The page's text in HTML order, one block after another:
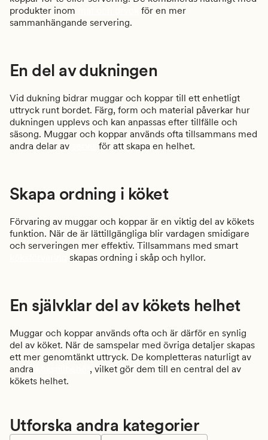
produkter inom
för en mer
sammanhängande servering.
En del av dukningen
Vid dukning bidrar muggar och koppar till ett enhetligt
uttryck runt bordet. Färg, form och material påverkar hur
dukningen upplevs och kan anpassas efter tillfälle och
säsong. Muggar och koppar används ofta tillsammans med
andra delar av
för att skapa en helhet.
Skapa ordning i köket
Förvaring av muggar och koppar är en viktig del av kökets
funktion. När de är lättillgängliga blir vardagen smidigare
och serveringen mer effektiv. Tillsammans med smart
skapas ordning i skåp och hyllor.
En självklar del av kökets helhet
Muggar och koppar används ofta och är därför en synlig
del av köket. När de samspelar med övriga detaljer skapas
ett mer genomtänkt uttryck. De kompletteras naturligt av
andra
, vilket gör dem till en central del av
kökets helhet.
Utforska andra kategorier